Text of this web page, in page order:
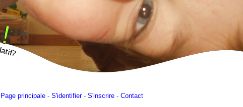
Page principale - S'identifier - S'inscrire - Contact